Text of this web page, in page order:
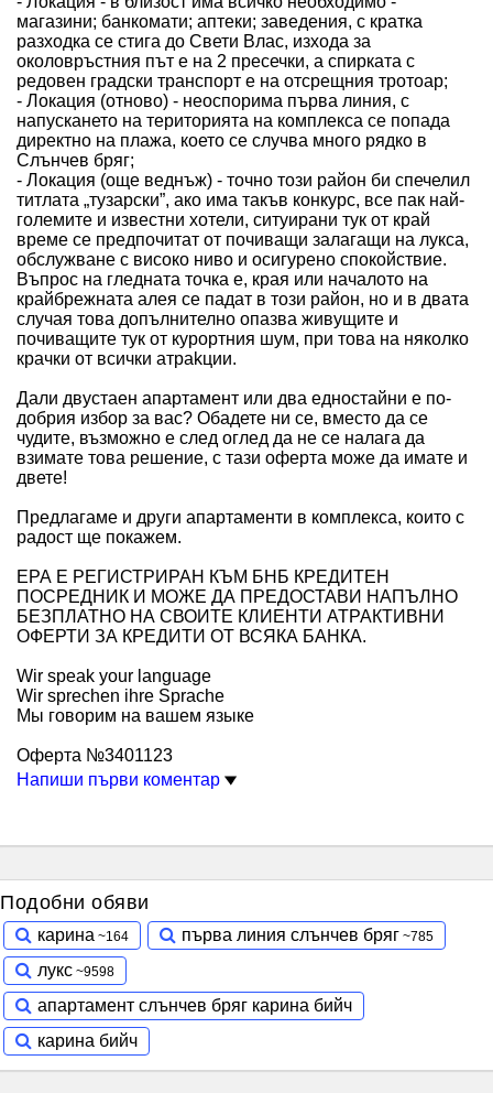
магазини; банкомати; аптеки; заведения, с кратка
разходка се стига до Свети Влас, изхода за
околовръстния път е на 2 пресечки, а спирката с
редовен градски транспорт е на отсрещния тротоар;
- Локация (отново) - неоспорима първа линия, с
напускането на територията на комплекса се попада
директно на плажа, което се случва много рядко в
Слънчев бряг;
- Локация (още веднъж) - точно този район би спечелил
титлата „тузарски”, ако има такъв конкурс, все пак най-
големите и известни хотели, ситуирани тук от край
време се предпочитат от почиващи залагащи на лукса,
обслужване с високо ниво и осигурено спокойствие.
Въпрос на гледната точка е, края или началото на
крайбрежната алея се падат в този район, но и в двата
случая това допълнително опазва живущите и
почиващите тук от курортния шум, при това на няколко
крачки от всички атраkции.
Дали двустаен апартамент или два едностайни е по-
добрия избор за вас? Обадете ни се, вместо да се
чудите, възможно е след оглед да не се налага да
взимате това решение, с тази оферта може да имате и
двете!
Предлагаме и други апартаменти в комплекса, които с
радост ще покажем.
ЕРА Е РЕГИСТРИРАН КЪМ БНБ КРЕДИТЕН
ПОСРЕДНИК И МОЖЕ ДА ПРЕДОСТАВИ НАПЪЛНО
БЕЗПЛАТНО НА СВОИТЕ КЛИЕНТИ АТРАКТИВНИ
ОФЕРТИ ЗА КРЕДИТИ ОТ ВСЯКА БАНКА.
Wir speak your language
Wir sprechen ihre Sprache
Мы говорим на вашем языке
Оферта №3401123
Напиши първи коментар
Подобни обяви
карина
първа линия слънчев бряг
лукс
апартамент слънчев бряг карина бийч
карина бийч